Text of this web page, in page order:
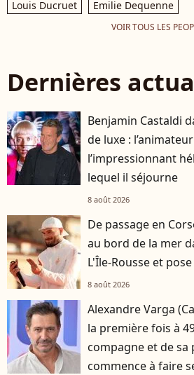
Louis Ducruet
Emilie Dequenne
VOIR TOUS LES
Dernières
Benjamin Castaldi
de luxe :
l’impressionnant
lequel il séjourne
8 août 2026
De passage en
au bord de la mer
L'Île-Rousse et
8 août 2026
Alexandre Varga
la première fois à
compagne et de
commence à faire